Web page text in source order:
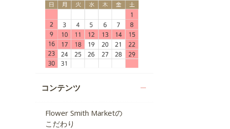
コンテンツ
Flower Smith Marketの
こだわり